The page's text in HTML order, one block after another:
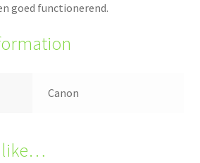
goed functionerend.
Canon
like…